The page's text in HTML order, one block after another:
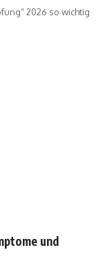
2026 so wichtig
und